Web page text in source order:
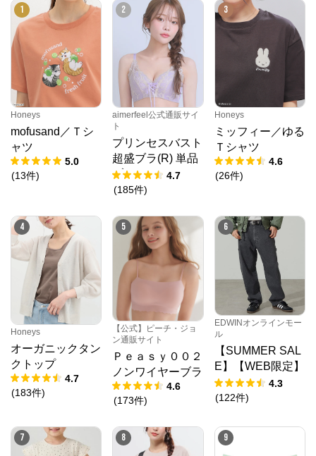
1
Honeys
mofusand／Ｔシ
ャツ
5.0
(13件)
2
aimerfeel公式通販サイ
ト
プリンセスバスト
超盛ブラ(R) 単品
ブラジャー4.7
(185件)
3
Honeys
ミッフィー／ゆる
Ｔシャツ
4.6
(26件)
4
Honeys
オーガニックタン
クトップ
4.7
(183件)
5
【公式】ピーチ・ジョ
ン通販サイト
Ｐｅａｓｙ００２
ノンワイヤーブラ
4.6
(173件)
6
EDWINオンラインモー
ル
【SUMMER SAL
E】【WEB限定】
STEPMARK ルー
ズペインターパン
4.3
(122件)
7 8 9